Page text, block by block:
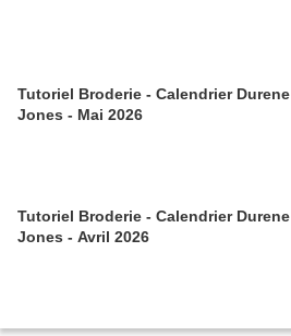
Tutoriel Broderie - Calendrier Durene
Jones - Mai 2026
Tutoriel Broderie - Calendrier Durene
Jones - Avril 2026